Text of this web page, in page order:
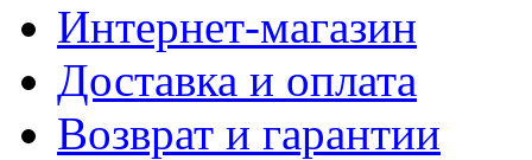
Интернет-магазин
Доставка и оплата
Возврат и гарантии